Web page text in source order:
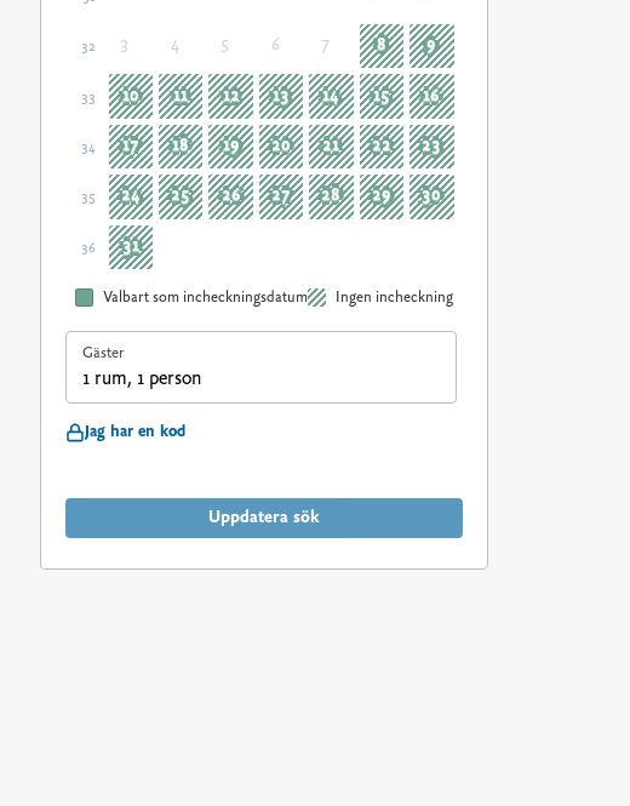
32 3 4 5 6 7 8 9
33 10 11 12 13 14 15 16
34 17 18 19 20 21 22 23
35 24 25 26 27 28 29 30
36 31
Valbart som incheckningsdatum Ingen incheckning
Gäster
1 rum, 1 person
Jag har en kod
Uppdatera sök